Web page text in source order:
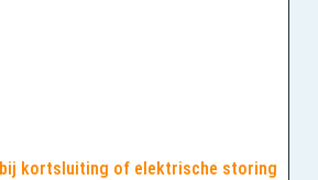
bij kortsluiting of elektrische storing